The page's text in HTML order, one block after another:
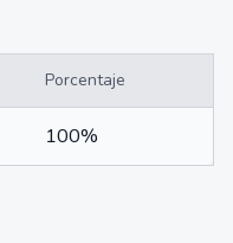
Porcentaje
100%